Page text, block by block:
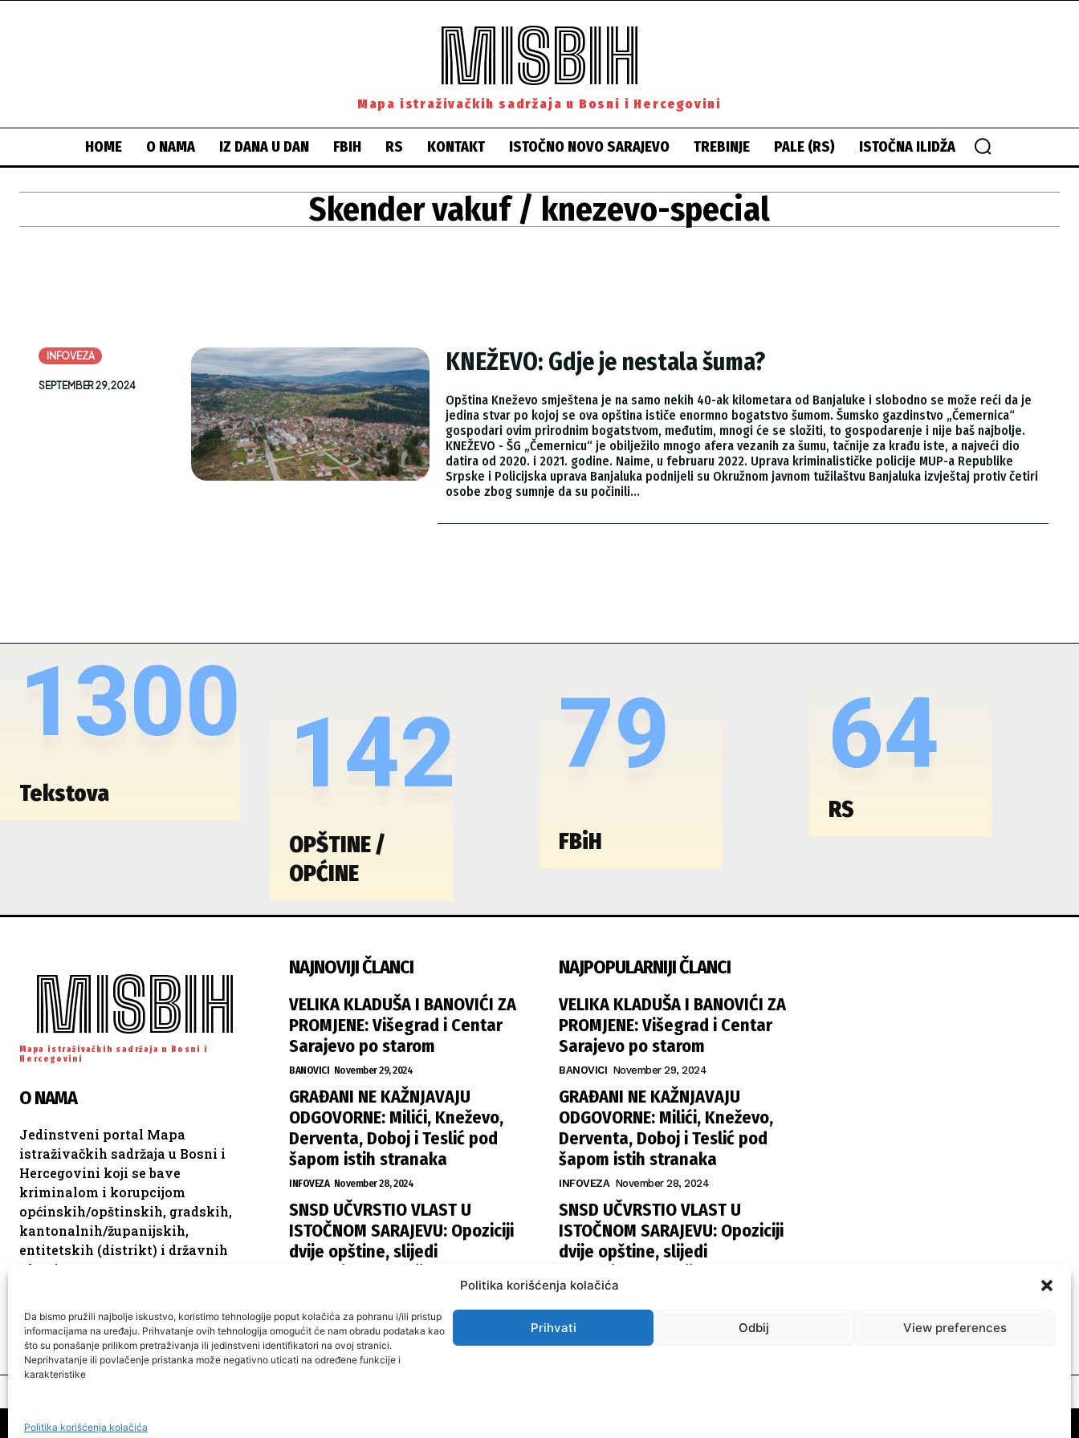
Politika korišćenja kolačića
Da bismo pružili najbolje iskustvo, koristimo tehnologije poput kolačića za pohranu i/ili pristup
informacijama na uređaju. Prihvatanje ovih tehnologija omogućit će nam obradu podataka kao
što su ponašanje prilikom pretraživanja ili jedinstveni identifikatori na ovoj stranici.
Neprihvatanje ili povlačenje pristanka može negativno uticati na određene funkcije i
karakteristike
Prihvati Odbij View preferences
Politika korišćenja kolačića
MISBIH
Mapa istraživačkih sadržaja u Bosni i Hercegovini
HOME O NAMA IZ DANA U DAN FBIH RS KONTAKT ISTOČNO NOVO SARAJEVO TREBINJE PALE (RS) ISTOČNA ILIDŽA
Skender vakuf / knezevo-special
INFOVEZA
SEPTEMBER 29, 2024
KNEŽEVO: Gdje je nestala šuma?
Opština Kneževo smještena je na samo nekih 40-ak kilometara od Banjaluke i slobodno se može reći da je
jedina stvar po kojoj se ova opština ističe enormno bogatstvo šumom. Šumsko gazdinstvo „Čemernica“
gospodari ovim prirodnim bogatstvom, međutim, mnogi će se složiti, to gospodarenje i nije baš najbolje.
KNEŽEVO - ŠG „Čemernicu“ je obilježilo mnogo afera vezanih za šumu, tačnije za krađu iste, a najveći dio
datira od 2020. i 2021. godine. Naime, u februaru 2022. Uprava kriminalističke policije MUP-a Republike
Srpske i Policijska uprava Banjaluka podnijeli su Okružnom javnom tužilaštvu Banjaluka izvještaj protiv četiri
osobe zbog sumnje da su počinili...
1300
Tekstova 142
OPŠTINE /
OPĆINE
79
FBiH
64
RS
MISBIH
Mapa istraživačkih sadržaja u Bosni i
Hercegovini
O NAMA
Jedinstveni portal Mapa
istraživačkih sadržaja u Bosni i
Hercegovini koji se bave
kriminalom i korupcijom
općinskih/opštinskih, gradskih,
kantonalnih/županijskih,
entitetskih (distrikt) i državnih
vlasti.
NAJNOVIJI ČLANCI
VELIKA KLADUŠA I BANOVIĆI ZA
PROMJENE: Višegrad i Centar
Sarajevo po starom
BANOVICI November 29, 2024
GRAĐANI NE KAŽNJAVAJU
ODGOVORNE: Milići, Kneževo,
Derventa, Doboj i Teslić pod
šapom istih stranaka
INFOVEZA November 28, 2024
SNSD UČVRSTIO VLAST U
ISTOČNOM SARAJEVU: Opoziciji
dvije opštine, slijedi
NAJPOPULARNIJI ČLANCI
VELIKA KLADUŠA I BANOVIĆI ZA
PROMJENE: Višegrad i Centar
Sarajevo po starom
BANOVICI November 29, 2024
GRAĐANI NE KAŽNJAVAJU
ODGOVORNE: Milići, Kneževo,
Derventa, Doboj i Teslić pod
šapom istih stranaka
INFOVEZA November 28, 2024
SNSD UČVRSTIO VLAST U
ISTOČNOM SARAJEVU: Opoziciji
dvije opštine, slijedi